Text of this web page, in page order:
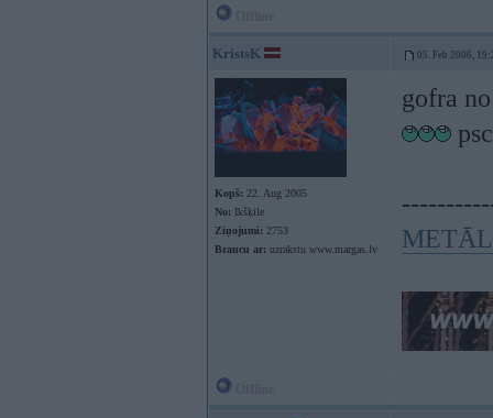
KristsK 05. Feb 2006,
Kopš: 22. Aug 2005
No: Ikšķile
Ziņojumi: 2753
Braucu ar: uzrakstu www.margas.lv
gofra
psc